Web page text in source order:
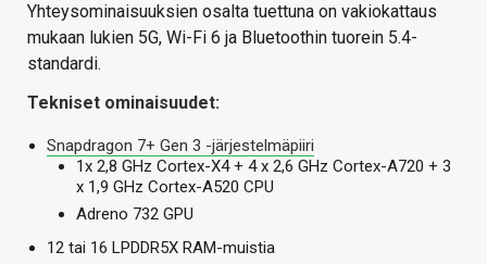
Yhteysominaisuuksien osalta tuettuna on vakiokattaus
mukaan lukien 5G, Wi-Fi 6 ja Bluetoothin tuorein 5.4-
standardi.
Tekniset ominaisuudet:
Snapdragon 7+ Gen 3 -järjestelmäpiiri
1x 2,8 GHz Cortex-X4 + 4 x 2,6 GHz Cortex-A720 + 3
x 1,9 GHz Cortex-A520 CPU
Adreno 732 GPU
12 tai 16 LPDDR5X RAM-muistia